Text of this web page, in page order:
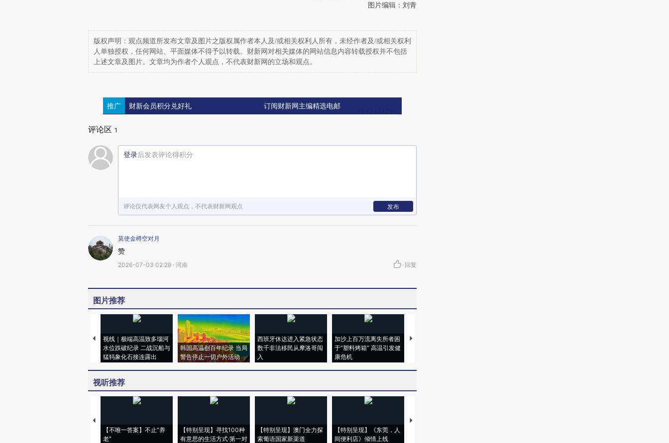
图片编辑：刘青
版权声明：观点频道所发布文章及图片之版权属作者本人及/或相关权利人所有，未经作者及/或相关权利
人单独授权，任何网站、平面媒体不得予以转载。财新网对相关媒体的网站信息内容转载授权并不包括
上述文章及图片。文章均为作者个人观点，不代表财新网的立场和观点。
推广 财新会员积分兑好礼 订阅财新网主编精选电邮
评论区 1
登录后发表评论得积分
评论仅代表网友个人观点，不代表财新网观点 发布
莫使金樽空对月
赞
2026-07-03 02:29 · 河南 · 回复
图片推荐
视线｜极端高温致多瑙河
水位跌破纪录 二战沉船与
猛犸象化石接连露出
韩国高温创百年纪录 当局
警告停止一切户外活动
西班牙休达进入紧急状态
数千非法移民从摩洛哥闯
入
加沙上百万流离失所者困
于“塑料烤箱” 高温引发健
康危机
视线｜HYROX的吸金
视听推荐
【不唯一答案】不止“养
老”
【特别呈现】寻找100种
有意思的生活方式·第一对
【特别呈现】澳门全力探
索葡语国家新渠道
【特别呈现】《东莞，人
间便利店》倾情上线
【推广】走进第四届链博